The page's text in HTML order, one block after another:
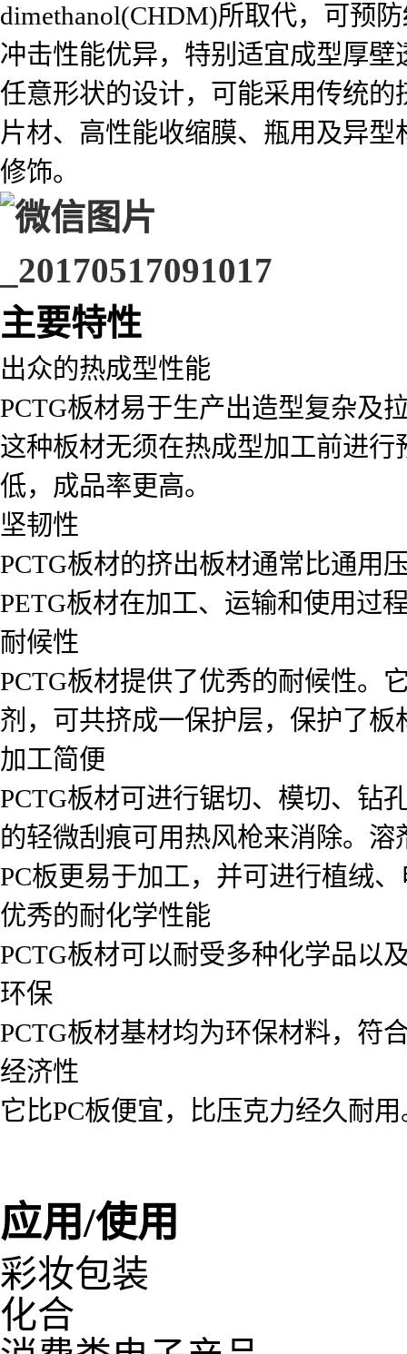
dimethanol(CHDM)所取代，可预
冲击性能优异，特别适宜成型厚
任意形状的设计，可能采用传统
片材、高性能收缩膜、瓶用及异
修饰。
主要特性
出众的热成型性能
PCTG板材易于生产出造型复杂及
这种板材无须在热成型加工前进
低，成品率更高。
坚韧性
PCTG板材的挤出板材通常比通用
PETG板材在加工、运输和使用过
耐候性
PCTG板材提供了优秀的耐候性。
剂，可共挤成一保护层，保护了
加工简便
PCTG板材可进行锯切、模切、钻
的轻微刮痕可用热风枪来消除。
PC板更易于加工，并可进行植绒
优秀的耐化学性能
PCTG板材可以耐受多种化学品以
环保
PCTG板材基材均为环保材料，符
经济性
它比PC板便宜，比压克力经久耐用
应用/使用
彩妆包装
化合